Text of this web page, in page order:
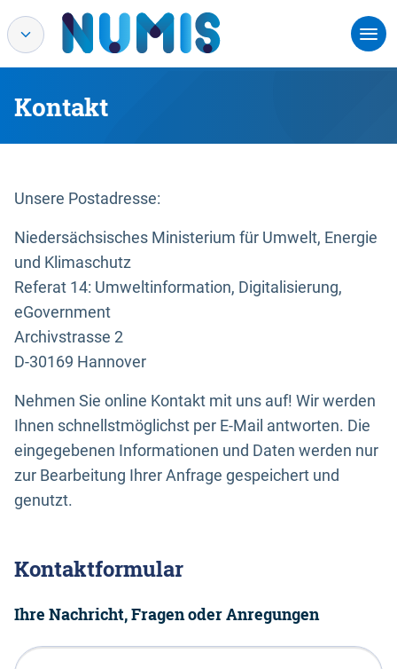
Kontakt
Unsere Postadresse:
Niedersächsisches Ministerium für Umwelt, Energie
und Klimaschutz
Referat 14: Umweltinformation, Digitalisierung,
eGovernment
Archivstrasse 2
D-30169 Hannover
Nehmen Sie online Kontakt mit uns auf! Wir werden
Ihnen schnellstmöglichst per E-Mail antworten. Die
eingegebenen Informationen und Daten werden nur
zur Bearbeitung Ihrer Anfrage gespeichert und
genutzt.
Kontaktformular
Ihre Nachricht, Fragen oder Anregungen